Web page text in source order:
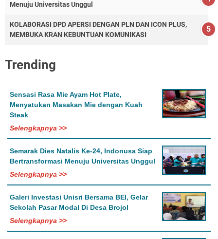
Menuju Universitas Unggul
KOLABORASI DPD APERSI DENGAN PLN DAN ICON PLUS,
MEMBUKA KRAN KEBUNTUAN KOMUNIKASI
Trending
Sensasi Rasa Mie Ayam Hot Plate,
Menyatukan Masakan Mie dengan Kuah
Steak
Selengkapnya >>
Semarak Dies Natalis Ke-24, Indonusa Siap
Bertransformasi Menuju Universitas Unggul
Selengkapnya >>
Galeri Investasi Unisri Bersama BEI, Gelar
Sekolah Pasar Modal Di Desa Brojol
Selengkapnya >>